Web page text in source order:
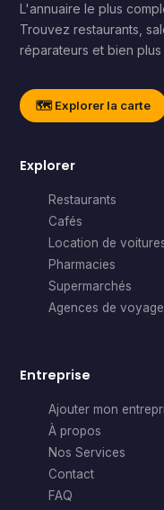
L'annuaire le plus
Trouvez restaurants,
réparateurs et bien
🗺️ Explorer la carte
Explorer
Restaurants
Cafés
Location de
Pharmacies
Supermarchés
Agences de voyage
Entreprise
Ajouter mon
À propos
Nos Services
Contact
FAQ